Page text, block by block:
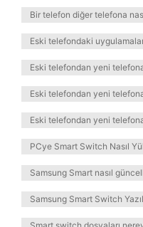
Bir telefon diğer telefona
Eski telefondaki
Eski telefondan yeni
Eski telefondan yeni
Eski telefondan yeni
PCye Smart Switch Nasıl
Samsung Smart nasıl
Samsung Smart Switch